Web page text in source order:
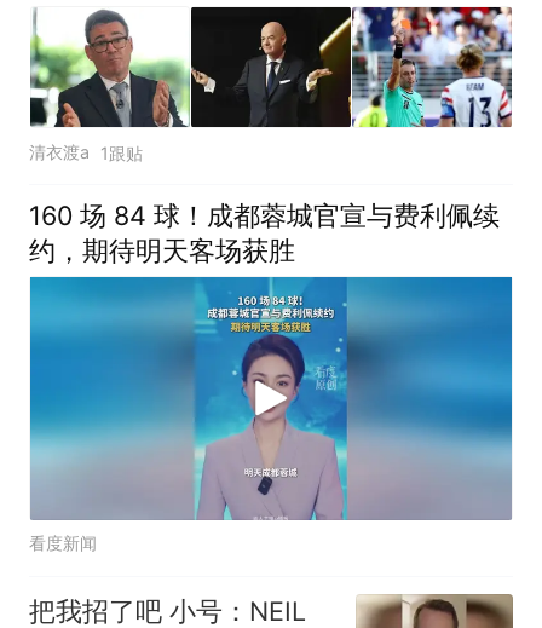
清衣渡a 1跟贴
160 场 84 球！成都蓉城官宣与费利佩续
约，期待明天客场获胜
看度新闻
把我招了吧 小号：NEIL